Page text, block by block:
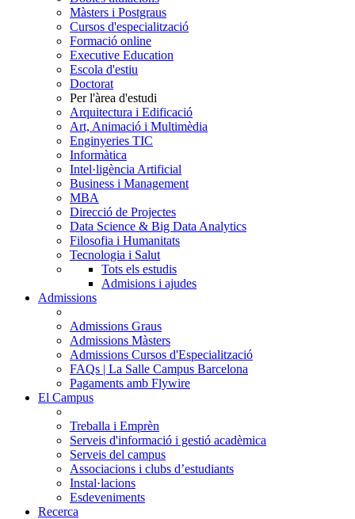
Màsters i Postgraus
Cursos d'especialització
Formació online
Executive Education
Escola d'estiu
Doctorat
Per l'àrea d'estudi
Arquitectura i Edificació
Art, Animació i Multimèdia
Enginyeries TIC
Informàtica
Intel·ligència Artificial
Business i Management
MBA
Direcció de Projectes
Data Science & Big Data Analytics
Filosofia i Humanitats
Tecnologia i Salut
Tots els estudis
Admisions i ajudes
Admissions
Admissions Graus
Admissions Màsters
Admissions Cursos d'Especialització
FAQs | La Salle Campus Barcelona
Pagaments amb Flywire
El Campus
Treballa i Emprèn
Serveis d'informació i gestió acadèmica
Serveis del campus
Associacions i clubs d’estudiants
Instal·lacions
Esdeveniments
Recerca